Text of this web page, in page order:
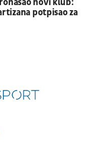
potpisao za